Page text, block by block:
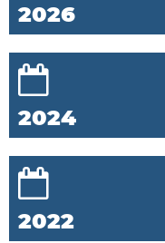
2026
2024
2022